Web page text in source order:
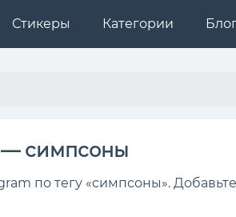
Стикеры Категории
— симпсоны
по тегу «симпсоны».